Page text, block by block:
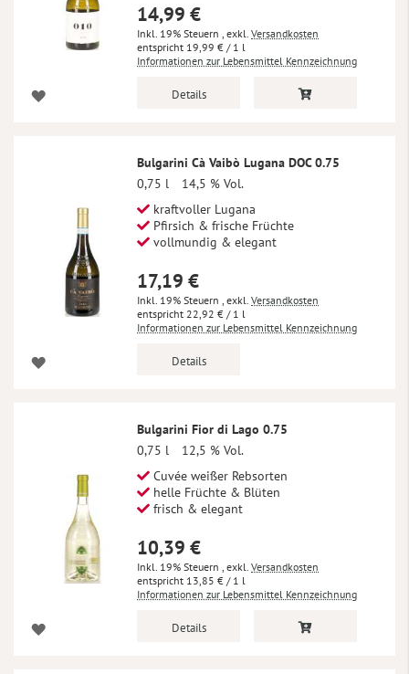
14,99 €
Inkl. 19% Steuern exkl. Versandkosten
19,99 € / 1 l
Informationen zur Lebensmittel Kennzeichnung
Details
Bulgarini Cà Vaibò Lugana DOC 0.75
0,75 l
14,5 % Vol.
kraftvoller Lugana
Pfirsich & frische Früchte
vollmundig & elegant
17,19 €
Inkl. 19% Steuern exkl. Versandkosten
22,92 € / 1 l
Informationen zur Lebensmittel Kennzeichnung
Details
Bulgarini Fior di Lago 0.75
0,75 l
12,5 % Vol.
Cuvée weißer Rebsorten
helle Früchte & Blüten
frisch & elegant
10,39 €
Inkl. 19% Steuern exkl. Versandkosten
13,85 € / 1 l
Informationen zur Lebensmittel Kennzeichnung
Details